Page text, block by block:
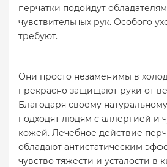
перчатки подойдут
чувствительных рук. Особого
требуют.
Они просто незаменимы в
прекрасно защищают руки от
Благодаря своему
подходят людям с аллергией и
кожей. Лечебное действие
обладают антистатическим
чувство тяжести и усталости в